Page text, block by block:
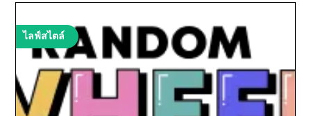
ไลฟ์สไตล์